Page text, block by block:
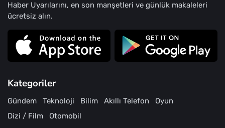
Haber Uyarılarını, en son manşetleri ve günlük makaleleri
ücretsiz alın.
Kategoriler
Gündem Teknoloji Bilim Akıllı Telefon
Oyun
Dizi / Film
Otomobil